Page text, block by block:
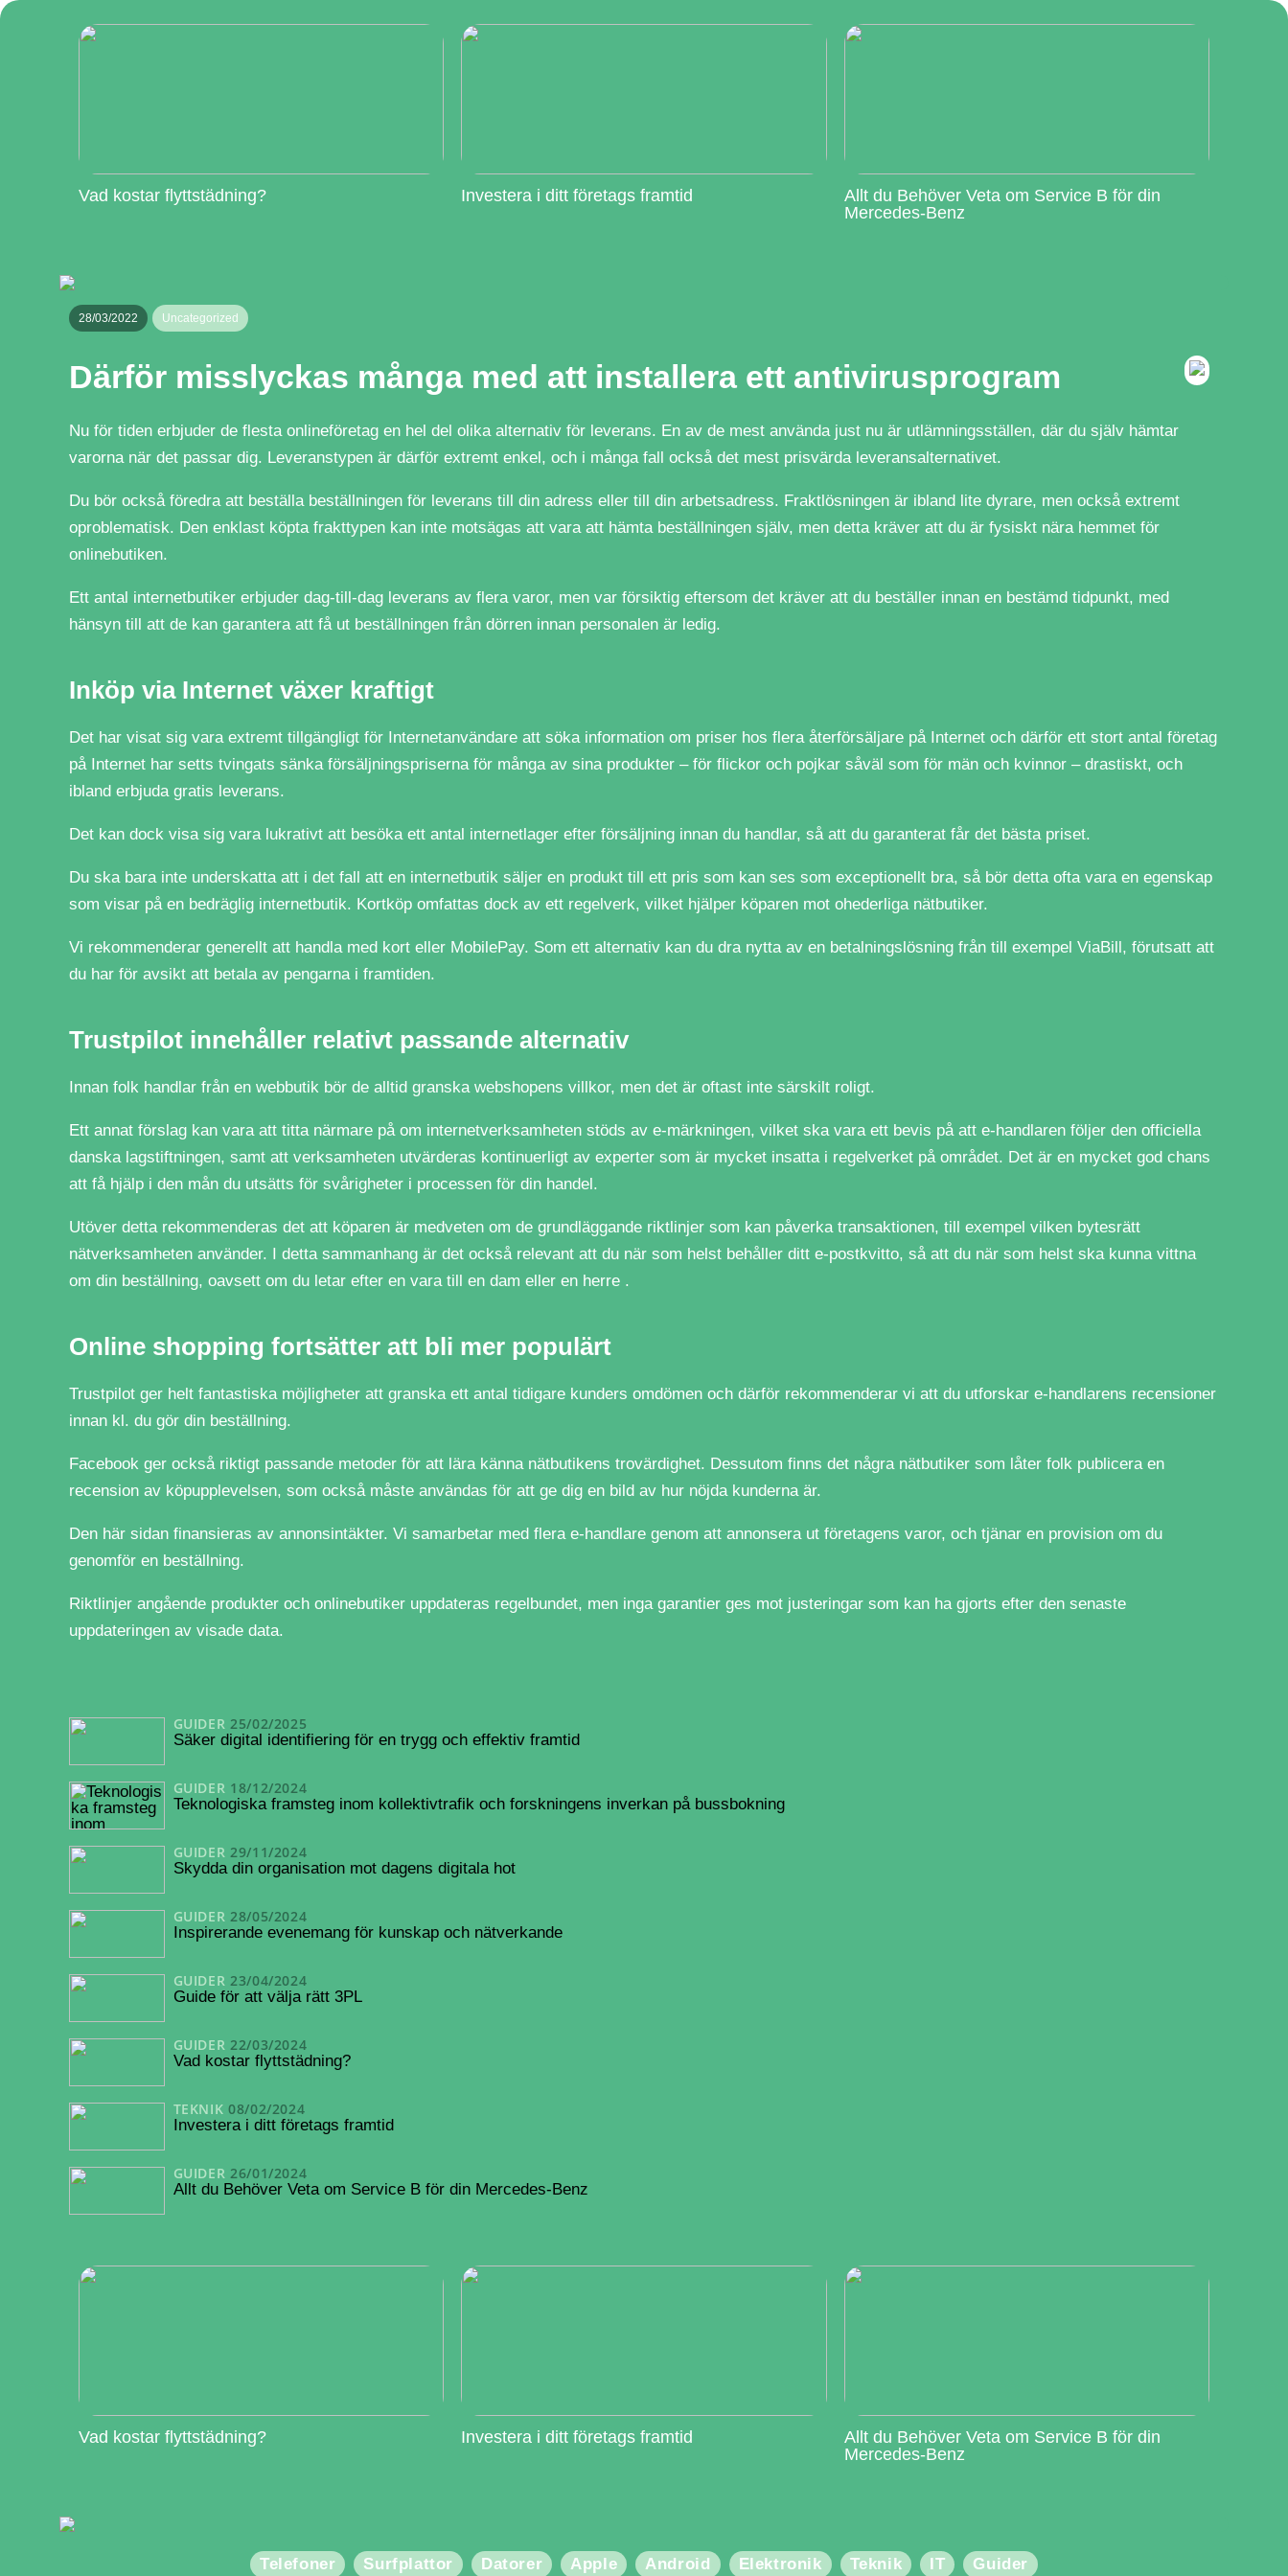
Vad kostar flyttstädning? Investera i ditt företags framtid
Allt du Behöver Veta om Service B för din
Mercedes-Benz
28/03/2022 Uncategorized
Därför misslyckas många med att installera ett antivirusprogram
Nu för tiden erbjuder de flesta onlineföretag en hel del olika alternativ för leverans. En av de mest använda just nu är utlämningsställen, där du själv hämtar
varorna när det passar dig. Leveranstypen är därför extremt enkel, och i många fall också det mest prisvärda leveransalternativet.
Du bör också föredra att beställa beställningen för leverans till din adress eller till din arbetsadress. Fraktlösningen är ibland lite dyrare, men också extremt
oproblematisk. Den enklast köpta frakttypen kan inte motsägas att vara att hämta beställningen själv, men detta kräver att du är fysiskt nära hemmet för
onlinebutiken.
Ett antal internetbutiker erbjuder dag-till-dag leverans av flera varor, men var försiktig eftersom det kräver att du beställer innan en bestämd tidpunkt, med
hänsyn till att de kan garantera att få ut beställningen från dörren innan personalen är ledig.
Inköp via Internet växer kraftigt
Det har visat sig vara extremt tillgängligt för Internetanvändare att söka information om priser hos flera återförsäljare på Internet och därför ett stort antal företag
på Internet har setts tvingats sänka försäljningspriserna för många av sina produkter – för flickor och pojkar såväl som för män och kvinnor – drastiskt, och
ibland erbjuda gratis leverans.
Det kan dock visa sig vara lukrativt att besöka ett antal internetlager efter försäljning innan du handlar, så att du garanterat får det bästa priset.
Du ska bara inte underskatta att i det fall att en internetbutik säljer en produkt till ett pris som kan ses som exceptionellt bra, så bör detta ofta vara en egenskap
som visar på en bedräglig internetbutik. Kortköp omfattas dock av ett regelverk, vilket hjälper köparen mot ohederliga nätbutiker.
Vi rekommenderar generellt att handla med kort eller MobilePay. Som ett alternativ kan du dra nytta av en betalningslösning från till exempel ViaBill, förutsatt att
du har för avsikt att betala av pengarna i framtiden.
Trustpilot innehåller relativt passande alternativ
Innan folk handlar från en webbutik bör de alltid granska webshopens villkor, men det är oftast inte särskilt roligt.
Ett annat förslag kan vara att titta närmare på om internetverksamheten stöds av e-märkningen, vilket ska vara ett bevis på att e-handlaren följer den officiella
danska lagstiftningen, samt att verksamheten utvärderas kontinuerligt av experter som är mycket insatta i regelverket på området. Det är en mycket god chans
att få hjälp i den mån du utsätts för svårigheter i processen för din handel.
Utöver detta rekommenderas det att köparen är medveten om de grundläggande riktlinjer som kan påverka transaktionen, till exempel vilken bytesrätt
nätverksamheten använder. I detta sammanhang är det också relevant att du när som helst behåller ditt e-postkvitto, så att du när som helst ska kunna vittna
om din beställning, oavsett om du letar efter en vara till en dam eller en herre .
Online shopping fortsätter att bli mer populärt
Trustpilot ger helt fantastiska möjligheter att granska ett antal tidigare kunders omdömen och därför rekommenderar vi att du utforskar e-handlarens recensioner
innan kl. du gör din beställning.
Facebook ger också riktigt passande metoder för att lära känna nätbutikens trovärdighet. Dessutom finns det några nätbutiker som låter folk publicera en
recension av köpupplevelsen, som också måste användas för att ge dig en bild av hur nöjda kunderna är.
Den här sidan finansieras av annonsintäkter. Vi samarbetar med flera e-handlare genom att annonsera ut företagens varor, och tjänar en provision om du
genomför en beställning.
Riktlinjer angående produkter och onlinebutiker uppdateras regelbundet, men inga garantier ges mot justeringar som kan ha gjorts efter den senaste
uppdateringen av visade data.
GUIDER 25/02/2025
Säker digital identifiering för en trygg och effektiv framtid
GUIDER 18/12/2024
Teknologiska framsteg inom kollektivtrafik och forskningens inverkan på bussbokning
GUIDER 29/11/2024
Skydda din organisation mot dagens digitala hot
GUIDER 28/05/2024
Inspirerande evenemang för kunskap och nätverkande
GUIDER 23/04/2024
Guide för att välja rätt 3PL
GUIDER 22/03/2024
Vad kostar flyttstädning?
TEKNIK 08/02/2024
Investera i ditt företags framtid
GUIDER 26/01/2024
Allt du Behöver Veta om Service B för din Mercedes-Benz
Vad kostar flyttstädning? Investera i ditt företags framtid
Allt du Behöver Veta om Service B för din
Mercedes-Benz
Telefoner Surfplattor Datorer Apple Android Elektronik Teknik IT Guider